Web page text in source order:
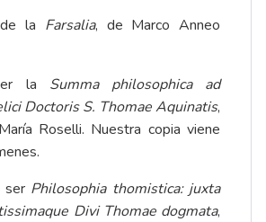
la Farsalia, de Marco Anneo
la Summa philosophica ad
Doctoris S. Thomae Aquinatis,
Roselli. Nuestra copia viene
ser Philosophia thomistica: juxta
Divi Thomae dogmata,